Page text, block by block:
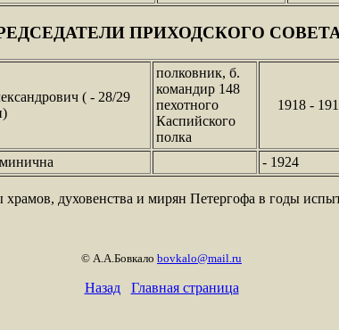
ПРИХОДСКОГО
( - 28/29
полковник, б.
командир 148
пехотного
Каспийского
полка
1918 -
- 1924
духовенства и мирян Петергофа в годы
© А.А.Бовкало bovkalo@mail.ru
Назад Главная страница